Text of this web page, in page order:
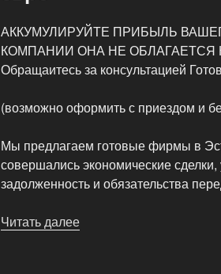
АККУМУЛИРУЙТЕ ПРИБЫЛЬ
КОМПАНИИ ОНА НЕ ОБЛАГАЕТСЯ
Обращаитесь за консультацией
(возможно оформить с приездом и
Мы предлагаем готовые фирмы в
совершались экономические сделки,
задолженность и обязательства
Читать далее